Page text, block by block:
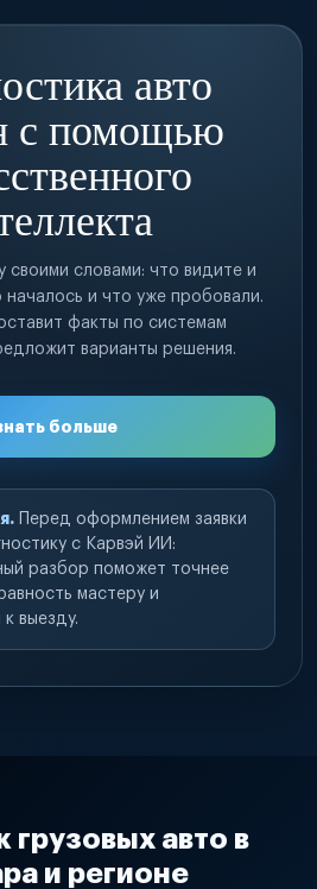
авто
с помощью
словами: что видите и
и что уже пробовали.
факты по системам
варианты решения.
больше
Перед оформлением заявки
с Карвэй ИИ:
разбор поможет точнее
мастеру и
выезду.
грузовых авто в
и регионе